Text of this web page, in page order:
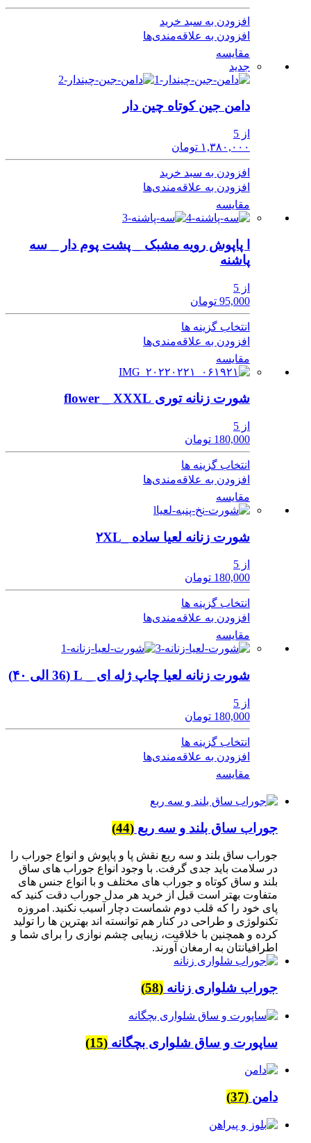
افزودن به سبد خرید
افزودن به علاقه‌مندی‌ها
مقایسه
جدید
دامن جین کوتاه چین دار
از 5
۱,۳۸۰,۰۰۰ تومان
افزودن به سبد خرید
افزودن به علاقه‌مندی‌ها
مقایسه
ا پاپوش رویه مشبک _ پشت پوم دار _ سه
پاشنه
از 5
95,000 تومان
انتخاب گزینه ها
افزودن به علاقه‌مندی‌ها
مقایسه
شورت زنانه توری flower _ XXXL
از 5
180,000 تومان
انتخاب گزینه ها
افزودن به علاقه‌مندی‌ها
مقایسه
شورت زنانه لعیا ساده _۲XL
از 5
180,000 تومان
انتخاب گزینه ها
افزودن به علاقه‌مندی‌ها
مقایسه
شورت زنانه لعیا چاپ ژله ای _ L (36 الی ۴۰)
از 5
180,000 تومان
انتخاب گزینه ها
افزودن به علاقه‌مندی‌ها
مقایسه
جوراب ساق بلند و سه ربع (44)
جوراب ساق بلند و سه ربع نقش پا و پاپوش و انواع جوراب را
در سلامت باید جدی گرفت. با وجود انواع جوراب های ساق
بلند و ساق کوتاه و جوراب های مختلف و با انواع جنس های
متفاوت بهتر است قبل از خرید هر مدل جوراب دقت کنید که
پای خود را که قلب دوم شماست دچار آسیب نکنید. امروزه
تکنولوژی و طراحی در کنار هم توانسته اند بهترین ها را تولید
کرده و همچنین با خلاقیت، زیبایی چشم نوازی را برای شما و
اطرافیانتان به ارمغان آورند.
جوراب شلواری زنانه (58)
ساپورت و ساق شلواری بچگانه (15)
دامن (37)